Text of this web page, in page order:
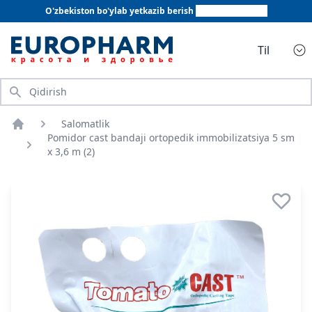
O'zbekiston bo'ylab yetkazib berish
Til
Qidirish
Bosh sahifa
Salomatlik
Pomidor cast bandaji ortopedik immobilizatsiya 5 sm
x 3,6 m (2)